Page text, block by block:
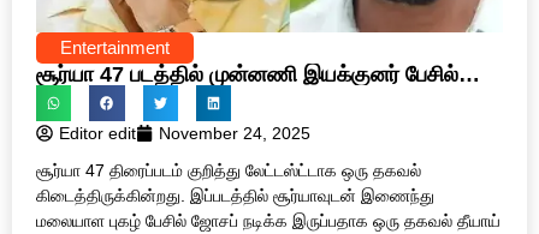
Entertainment
சூர்யா 47 படத்தில் முன்னணி இயக்குனர் பேசில்
ஜோசப்?
Editor edit
November 24, 2025
சூர்யா 47 திரைப்படம் குறித்து லேட்டஸ்ட்டாக ஒரு தகவல்
கிடைத்திருக்கின்றது. இப்படத்தில் சூர்யாவுடன் இணைந்து
மலையாள புகழ் பேசில் ஜோசப் நடிக்க இருப்பதாக ஒரு தகவல் தீயாய்